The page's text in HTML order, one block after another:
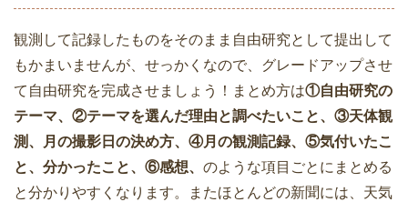
観測して記録したものをそのまま自由研究として提出して
もかまいませんが、せっかくなので、グレードアップさせ
て自由研究を完成させましょう！まとめ方は①自由研究の
テーマ、②テーマを選んだ理由と調べたいこと、③天体観
測、月の撮影日の決め方、④月の観測記録、⑤気付いたこ
と、分かったこと、⑥感想、 のような項目ごとにまとめる
と分かりやすくなります。またほとんどの新聞には、天気